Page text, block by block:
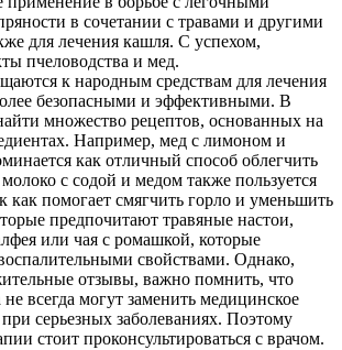
в сочетании с травами и другими
для лечения кашля. С успехом,
пчеловодства и мед.
к народным средствам для лечения
безопасными и эффективными. В
множество рецептов, основанных на
Например, мед с лимоном и
как отличный способ облегчить
с содой и медом также пользуется
как помогает смягчить горло и уменьшить
предпочитают травяные настои,
или чая с ромашкой, которые
свойствами. Однако,
отзывы, важно помнить, что
всегда могут заменить медицинское
серьезных заболеваниях. Поэтому
стоит проконсультироваться с врачом.